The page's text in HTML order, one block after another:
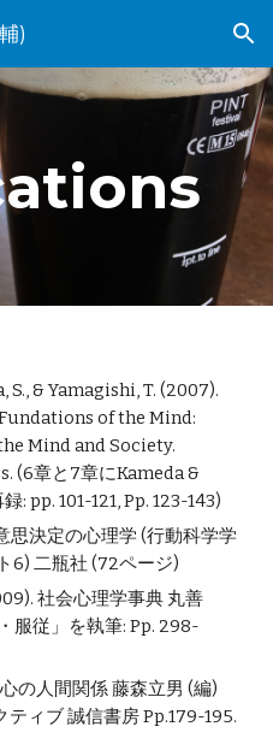
Skip to navigation
)
S., & Yamagishi, T. (2007).
of the Mind:
Mind and Society.
(6章と7章にKameda &
: pp. 101-121, Pp. 123-143)
思決定の心理学 (行動科学学
6) 二瓶社 (72ページ)
社会心理学事典 丸善
服従」を執筆: Pp. 298-
の人間関係 藤森立男 (編)
ィブ 誠信書房 Pp.179-195.